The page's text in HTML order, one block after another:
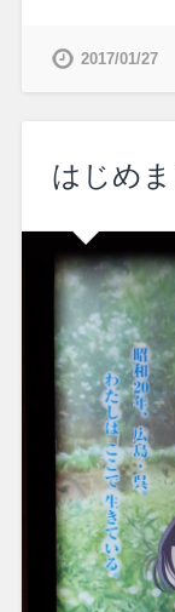
2017/01/27
はじめ